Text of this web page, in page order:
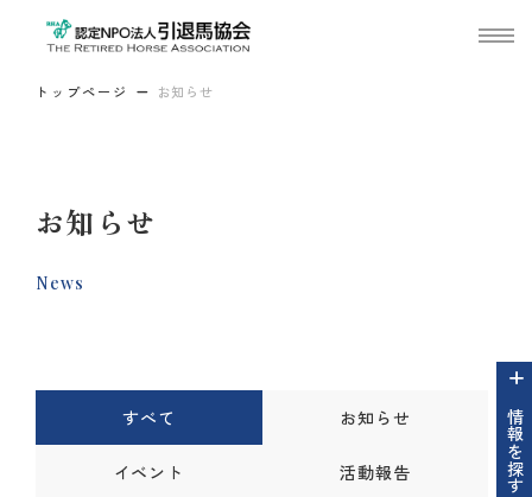
トップページ お知らせ
お知らせ
News
情報を探す
すべて お知らせ
イベント 活動報告